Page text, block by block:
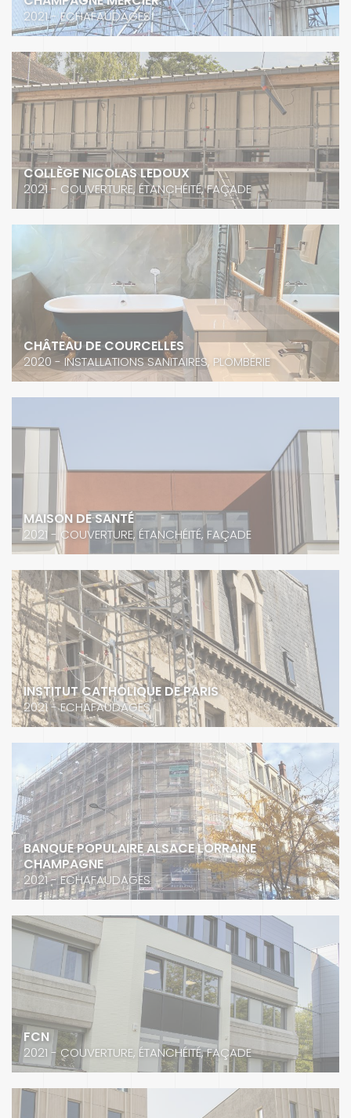
2021 - ECHAFAUDAGES
COLLÈGE NICOLAS LEDOUX
2021 - COUVERTURE, ÉTANCHÉITÉ, FAÇADE
CHÂTEAU DE COURCELLES
2020 - INSTALLATIONS SANITAIRES, PLOMBERIE
MAISON DE SANTÉ
2021 - COUVERTURE, ÉTANCHÉITÉ, FAÇADE
INSTITUT CATHOLIQUE DE PARIS
2021 - ECHAFAUDAGES
BANQUE POPULAIRE ALSACE LORRAINE
CHAMPAGNE
2021 - ECHAFAUDAGES
FCN
2021 - COUVERTURE, ÉTANCHÉITÉ, FAÇADE